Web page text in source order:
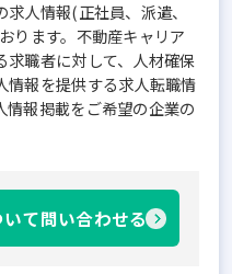
人情報(正社員、派遣、
ります。不動産キャリア
求職者に対して、人材確保
情報を提供する求人転職情
報掲載をご希望の企業の
て問い合わせる